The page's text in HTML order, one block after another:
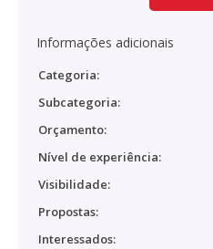
Informações adicionais
Categoria:
Subcategoria:
Orçamento:
Nível de experiência:
Visibilidade:
Propostas:
Interessados: